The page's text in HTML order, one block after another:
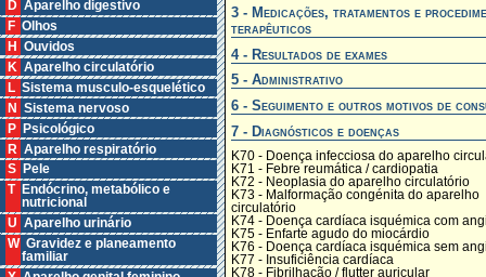
D Aparelho digestivo
F Olhos
H Ouvidos
K Aparelho circulatório
L Sistema musculo-esquelético
N Sistema nervoso
P Psicológico
R Aparelho respiratório
S Pele
T Endócrino, metabólico e
nutricional
U Aparelho urinário
W Gravidez e planeamento
familiar
3 - Medicações, tratamentos e
terapêuticos
4 - Resultados de exames
5 - Administrativo
6 - Seguimento e outros motivos de
7 - Diagnósticos e doenças
K70 - Doença infecciosa do aparelho
K71 - Febre reumática / cardiopatia
K72 - Neoplasia do aparelho circulatório
K73 - Malformação congénita do aparelho
circulatório
K74 - Doença cardíaca isquémica com
K75 - Enfarte agudo do miocárdio
K76 - Doença cardíaca isquémica sem
K77 - Insuficiência cardíaca
K78 - Fibrilhação / flutter auricular